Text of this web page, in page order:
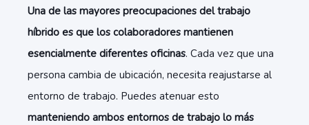
Una de las mayores preocupaciones del trabajo
híbrido es que los colaboradores mantienen
esencialmente diferentes oficinas. Cada vez que una
persona cambia de ubicación, necesita reajustarse al
entorno de trabajo. Puedes atenuar esto
manteniendo ambos entornos de trabajo lo más